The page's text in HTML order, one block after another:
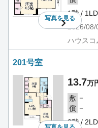
写真を見る
1階 /
2026/08/
ハウスコ
201号室
13.7万
敷 －
償 －
2階 /